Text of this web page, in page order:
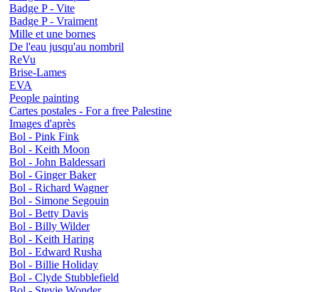
Badge P - Vite
Badge P - Vraiment
Mille et une bornes
De l'eau jusqu'au nombril
ReVu
Brise-Lames
EVA
People painting
Cartes postales - For a free Palestine
Images d'après
Bol - Pink Fink
Bol - Keith Moon
Bol - John Baldessari
Bol - Ginger Baker
Bol - Richard Wagner
Bol - Simone Segouin
Bol - Betty Davis
Bol - Billy Wilder
Bol - Keith Haring
Bol - Edward Rusha
Bol - Billie Holiday
Bol - Clyde Stubblefield